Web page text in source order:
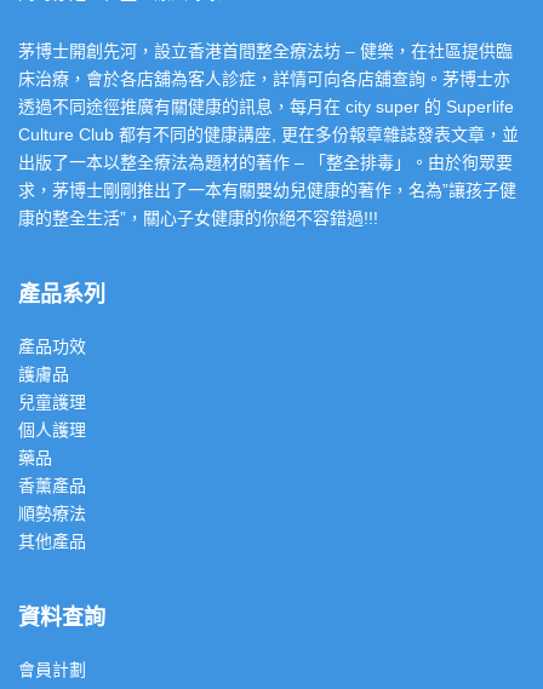
茅博士開創先河，設立香港首間整全療法坊 – 健樂，在社區提供臨
床治療，會於各店舖為客人診症，詳情可向各店舖查詢。茅博士亦
透過不同途徑推廣有關健康的訊息，每月在 city super 的 Superlife
Culture Club 都有不同的健康講座, 更在多份報章雜誌發表文章，並
出版了一本以整全療法為題材的著作 – 「整全排毒」。由於徇眾要
求，茅博士剛剛推出了一本有關嬰幼兒健康的著作，名為”讓孩子健
康的整全生活”，關心子女健康的你絕不容錯過!!!
產品系列
產品功效
護膚品
兒童護理
個人護理
藥品
香薰產品
順勢療法
其他產品
資料查詢
會員計劃